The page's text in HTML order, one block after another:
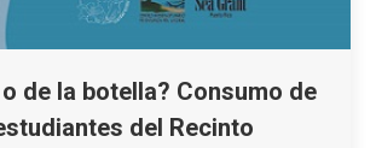
de la botella? Consumo de
del Recinto